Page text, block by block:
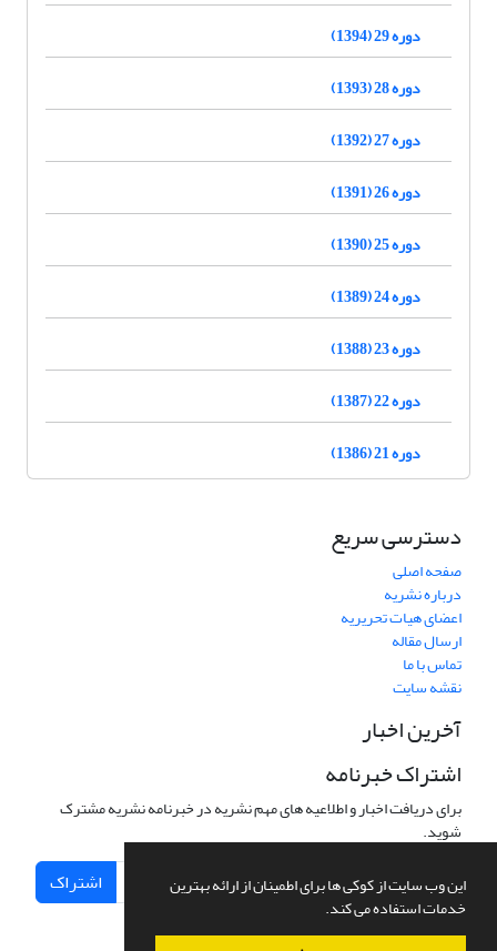
این وب سایت از کوکی ها برای اطمینان از ارائه بهترین
خدمات استفاده می کند.
دوره 29 (1394)
دوره 28 (1393)
دوره 27 (1392)
دوره 26 (1391)
دوره 25 (1390)
دوره 24 (1389)
دوره 23 (1388)
دوره 22 (1387)
دوره 21 (1386)
دسترسی سریع
صفحه اصلی
درباره نشریه
اعضای هیات تحریریه
ارسال مقاله
تماس با ما
نقشه سایت
آخرین اخبار
اشتراک خبرنامه
برای دریافت اخبار و اطلاعیه های مهم نشریه در خبرنامه نشریه مشترک
شوید.
اشتراک